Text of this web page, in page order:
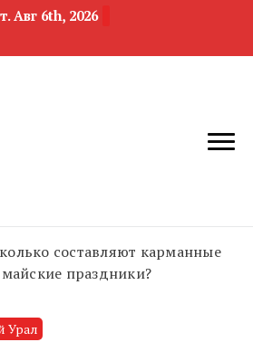
Авг 6th, 2026
область
составляют карманные
праздники?